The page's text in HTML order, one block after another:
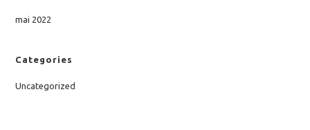
mai 2022
Categories
Uncategorized